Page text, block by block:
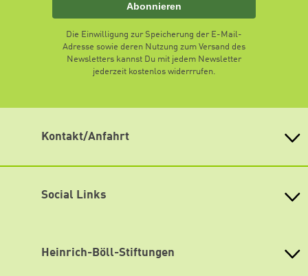
Abonnieren
Die Einwilligung zur Speicherung der E-Mail-
Adresse sowie deren Nutzung zum Versand des
Newsletters kannst Du mit jedem Newsletter
jederzeit kostenlos widerrrufen.
Kontakt/Anfahrt
E-Mail: kontakt@boell-bremen.de
Social Links
Youtube
Heinrich-Böll-Stiftungen